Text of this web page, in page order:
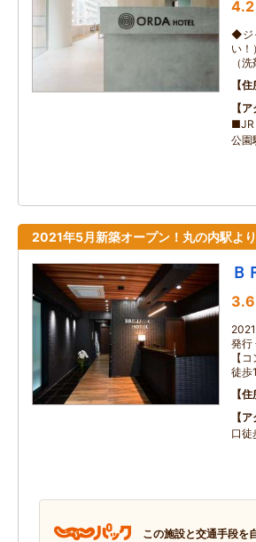
4.2
◆ジ
い
（
住
ア
■JR
公園
2021年5月新築オープン！丸の内駅より
Ｂ
3.6
発行
【
徒歩
住
ア
口徒
この施設と交通手段を